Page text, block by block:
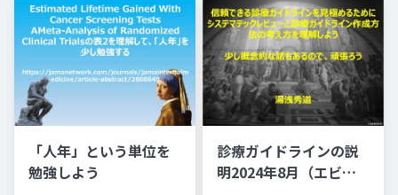
「人年」という単位を
勉強しよう
診療ガイドラインの説
明2024年8月（エビデ